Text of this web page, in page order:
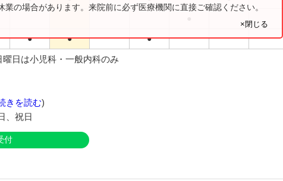
● ● ●
業の場合があります。来院前に必ず医療機関に直接ご確認ください。
×閉じる
日は小児科・一般内科のみ
きを読む)
、祝日
付